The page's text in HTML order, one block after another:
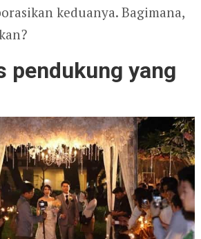
keduanya. Bagimana,
pendukung yang